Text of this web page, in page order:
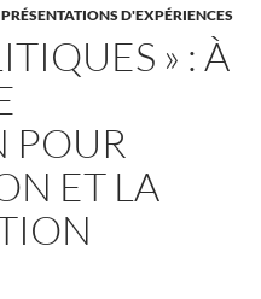
PRÉSENTATIONS D'EXPÉRIENCES
» : À
POUR
ET LA